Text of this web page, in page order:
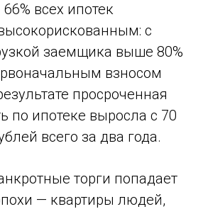
всех ипотек
с
заемщика выше 80%
взносом
просроченная
по ипотеке выросла с 70
всего за два года.
торги попадает
— квартиры людей,